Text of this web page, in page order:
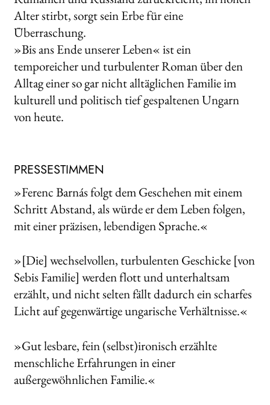
Alter stirbt, sorgt sein Erbe für eine
Überraschung.
»Bis ans Ende unserer Leben« ist ein
temporeicher und turbulenter Roman über den
Alltag einer so gar nicht alltäglichen Familie im
kulturell und politisch tief gespaltenen Ungarn
von heute.
PRESSESTIMMEN
»Ferenc Barnás folgt dem Geschehen mit einem
Schritt Abstand, als würde er dem Leben folgen,
mit einer präzisen, lebendigen Sprache.«
»[Die] wechselvollen, turbulenten Geschicke [von
Sebis Familie] werden flott und unterhaltsam
erzählt, und nicht selten fällt dadurch ein scharfes
Licht auf gegenwärtige ungarische Verhältnisse.«
»Gut lesbare, fein (selbst)ironisch erzählte
menschliche Erfahrungen in einer
außergewöhnlichen Familie.«